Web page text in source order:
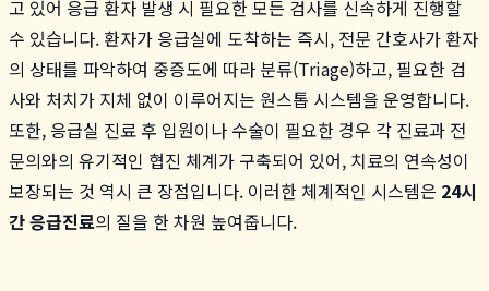
고 있어 응급 환자 발생 시 필요한 모든 검사를 신속하게 진행할
수 있습니다. 환자가 응급실에 도착하는 즉시, 전문 간호사가 환자
의 상태를 파악하여 중증도에 따라 분류(Triage)하고, 필요한 검
사와 처치가 지체 없이 이루어지는 원스톱 시스템을 운영합니다.
또한, 응급실 진료 후 입원이나 수술이 필요한 경우 각 진료과 전
문의와의 유기적인 협진 체계가 구축되어 있어, 치료의 연속성이
보장되는 것 역시 큰 장점입니다. 이러한 체계적인 시스템은 24시
간 응급진료의 질을 한 차원 높여줍니다.